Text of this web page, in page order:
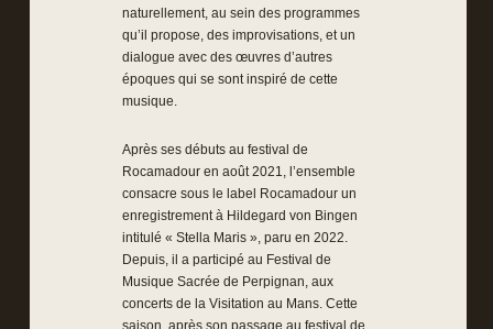
naturellement, au sein des programmes
qu’il propose, des improvisations, et un
dialogue avec des œuvres d’autres
époques qui se sont inspiré de cette
musique.
Après ses débuts au festival de
Rocamadour en août 2021, l’ensemble
consacre sous le label Rocamadour un
enregistrement à Hildegard von Bingen
intitulé « Stella Maris », paru en 2022.
Depuis, il a participé au Festival de
Musique Sacrée de Perpignan, aux
concerts de la Visitation au Mans. Cette
saison, après son passage au festival de